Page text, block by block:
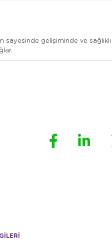
gelişiminde ve